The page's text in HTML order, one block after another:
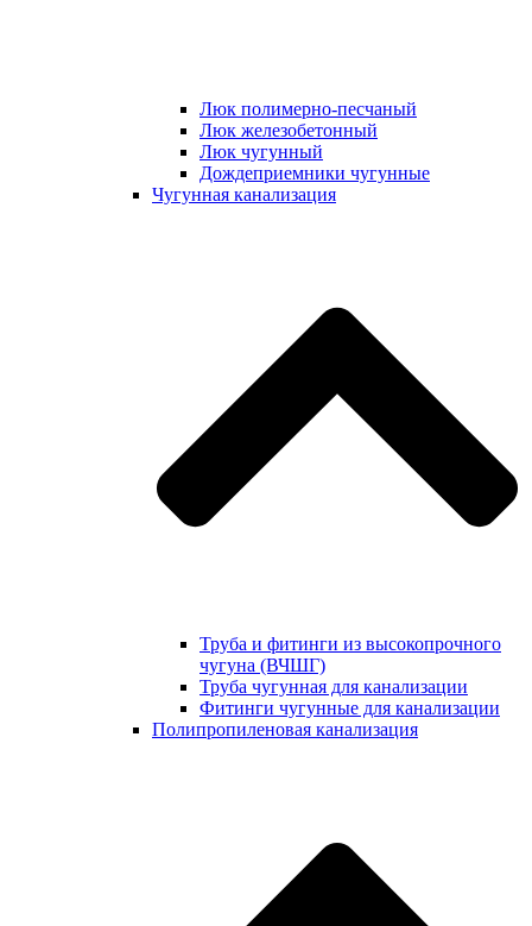
Люк полимерно-песчаный
Люк железобетонный
Люк чугунный
Дождеприемники чугунные
Чугунная канализация
Труба и фитинги из высокопрочного
чугуна (ВЧШГ)
Труба чугунная для канализации
Фитинги чугунные для канализации
Полипропиленовая канализация